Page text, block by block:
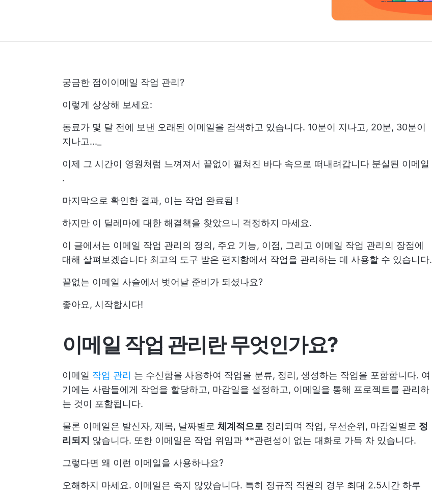
궁금한 점이이메일 작업 관리?
이렇게 상상해 보세요:
동료가 몇 달 전에 보낸 오래된 이메일을 검색하고 있습니다. 10분이 지나고, 20분, 30분이
지나고..._
이제 그 시간이 영원처럼 느껴져서 끝없이 펼쳐진 바다 속으로 떠내려갑니다 분실된 이메일
.
마지막으로 확인한 결과, 이는 작업 완료됨 !
하지만 이 딜레마에 대한 해결책을 찾았으니 걱정하지 마세요.
이 글에서는 이메일 작업 관리의 정의, 주요 기능, 이점, 그리고 이메일 작업 관리의 장점에
대해 살펴보겠습니다 최고의 도구 받은 편지함에서 작업을 관리하는 데 사용할 수 있습니다.
끝없는 이메일 사슬에서 벗어날 준비가 되셨나요?
좋아요, 시작합시다!
이메일 작업 관리란 무엇인가요?
이메일 작업 관리 는 수신함을 사용하여 작업을 분류, 정리, 생성하는 작업을 포함합니다. 여
기에는 사람들에게 작업을 할당하고, 마감일을 설정하고, 이메일을 통해 프로젝트를 관리하
는 것이 포함됩니다.
물론 이메일은 발신자, 제목, 날짜별로 체계적으로 정리되며 작업, 우선순위, 마감일별로 정
리되지 않습니다. 또한 이메일은 작업 위임과 **관련성이 없는 대화로 가득 차 있습니다.
그렇다면 왜 이런 이메일을 사용하나요?
오해하지 마세요. 이메일은 죽지 않았습니다. 특히 정규직 직원의 경우 최대 2.5시간 하루